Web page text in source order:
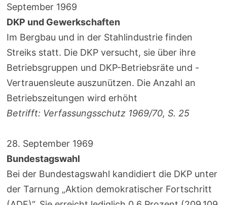
September 1969
DKP und Gewerkschaften
Im Bergbau und in der Stahlindustrie finden
Streiks statt. Die DKP versucht, sie über ihre
Betriebsgruppen und DKP-Betriebsräte und -
Vertrauensleute auszunützen. Die Anzahl an
Betriebszeitungen wird erhöht
Betrifft: Verfassungsschutz 1969/70, S. 25
28. September 1969
Bundestagswahl
Bei der Bundestagswahl kandidiert die DKP unter
der Tarnung „Aktion demokratischer Fortschritt